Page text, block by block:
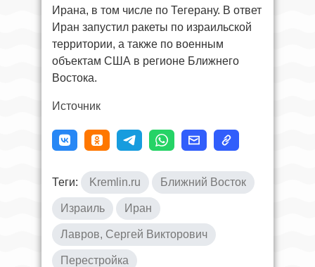
Ирана, в том числе по Тегерану. В ответ
Иран запустил ракеты по израильской
территории, а также по военным
объектам США в регионе Ближнего
Востока.
Источник
Теги: Kremlin.ru Ближний Восток
Израиль Иран
Лавров, Сергей Викторович
Перестройка